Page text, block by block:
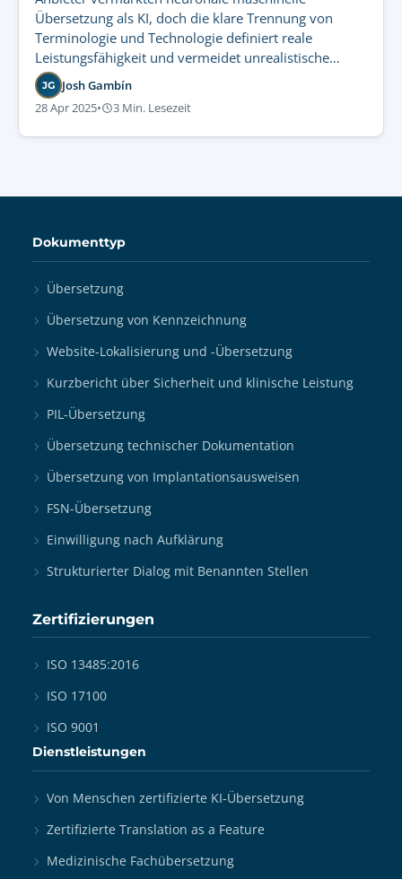
Übersetzung als KI, doch die klare Trennung von
Terminologie und Technologie definiert reale
Leistungsfähigkeit und vermeidet unrealistische
Qualitätsansprüche.
JG Josh Gambín
28 Apr 2025• 3 Min. Lesezeit
Dokumenttyp
Übersetzung
Übersetzung von Kennzeichnung
Website-Lokalisierung und -Übersetzung
Kurzbericht über Sicherheit und klinische Leistung
PIL-Übersetzung
Übersetzung technischer Dokumentation
Übersetzung von Implantationsausweisen
FSN-Übersetzung
Einwilligung nach Aufklärung
Strukturierter Dialog mit Benannten Stellen
Zertifizierungen
ISO 13485:2016
ISO 17100
ISO 9001
Dienstleistungen
Von Menschen zertifizierte KI-Übersetzung
Zertifizierte Translation as a Feature
Medizinische Fachübersetzung